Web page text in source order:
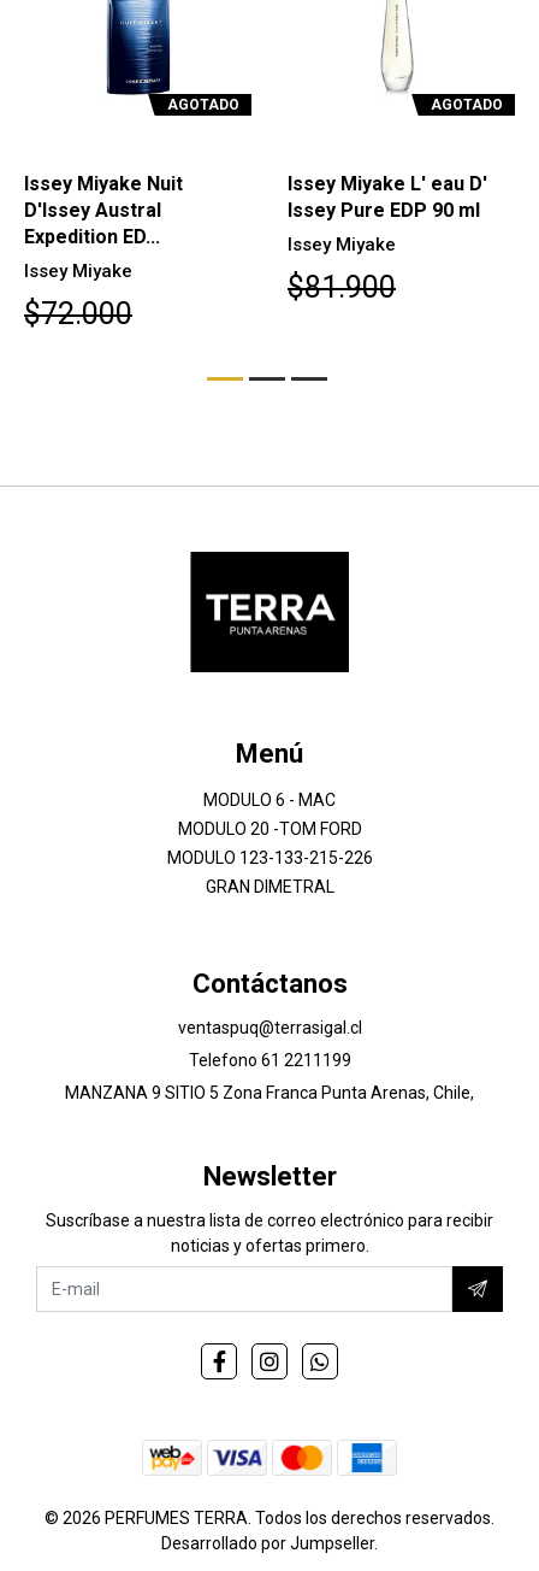
AGOTADO
Issey Miyake Nuit
D'Issey Austral
Expedition ED...
Issey Miyake
$72.000
AGOTADO
Issey Miyake L' eau D'
Issey Pure EDP 90 ml
Issey Miyake
$81.900
Menú
MODULO 6 - MAC
MODULO 20 -TOM FORD
MODULO 123-133-215-226
GRAN DIMETRAL
Contáctanos
ventaspuq@terrasigal.cl
Telefono 61 2211199
MANZANA 9 SITIO 5 Zona Franca Punta Arenas, Chile,
Newsletter
Suscríbase a nuestra lista de correo electrónico para recibir
noticias y ofertas primero.
© 2026 PERFUMES TERRA. Todos los derechos reservados.
Desarrollado por Jumpseller.